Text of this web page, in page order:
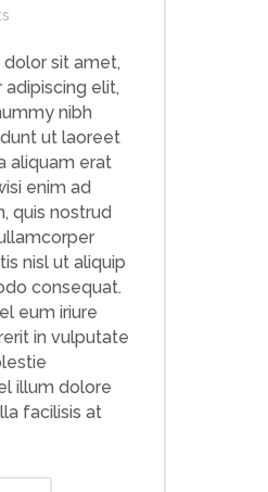
sit amet,
elit,
nibh
ut laoreet
aliquam erat
enim ad
quis nostrud
nisl ut aliquip
consequat.
eum iriure
in vulputate
illum dolore
facilisis at